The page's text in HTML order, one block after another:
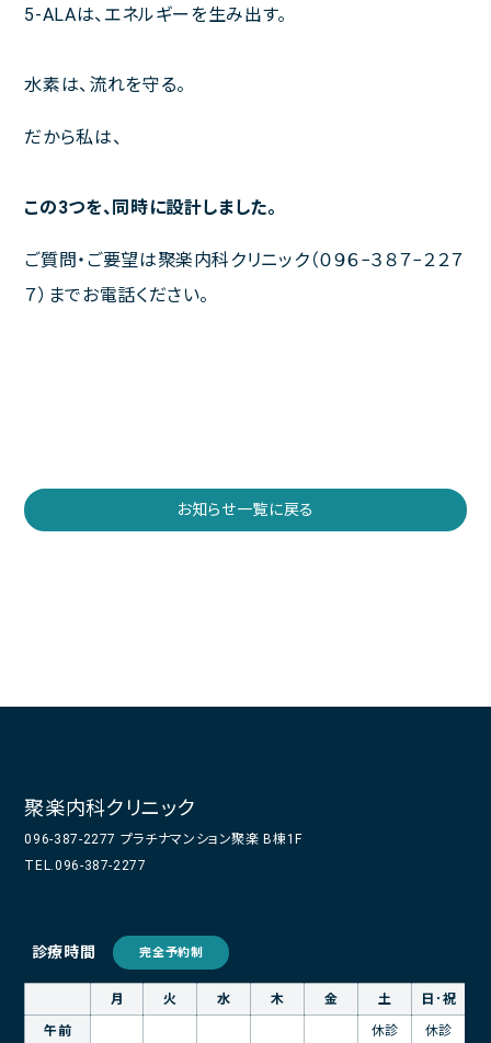
5-ALAは、エネルギーを生み出す。
水素は、流れを守る。
だから私は、
この3つを、同時に設計しました。
ご質問・ご要望は聚楽内科クリニック（０９６−３８７−２２７
７）までお電話ください。
お知らせ一覧に戻る
聚楽内科クリニック
096-387-2277 プラチナマンション聚楽 B棟1F
TEL.096-387-2277
診療時間 完全予約制
月 火 水 木 金 土 日･祝
午前 休診 休診